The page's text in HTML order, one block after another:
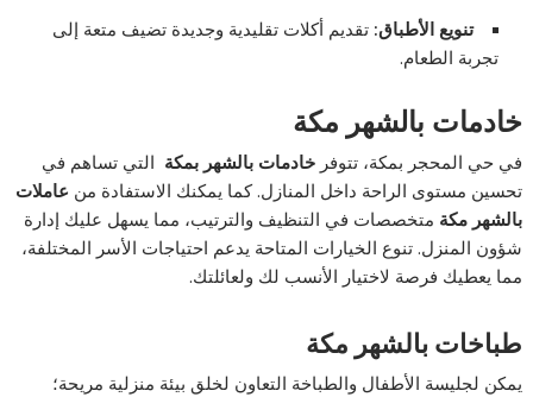
تنويع الأطباق: تقديم أكلات تقليدية وجديدة تضيف متعة إلى
تجربة الطعام.
خادمات بالشهر مكة
في حي المحجر بمكة، تتوفرخادمات بالشهر بمكة التي تساهم في
تحسين مستوى الراحة داخل المنازل. كما يمكنك الاستفادة من عاملات
بالشهر مكة متخصصات في التنظيف والترتيب، مما يسهل عليك إدارة
شؤون المنزل. تنوع الخيارات المتاحة يدعم احتياجات الأسر المختلفة،
مما يعطيك فرصة لاختيار الأنسب لك ولعائلتك.
طباخات بالشهر مكة
يمكن لجليسة الأطفال والطباخة التعاون لخلق بيئة منزلية مريحة؛